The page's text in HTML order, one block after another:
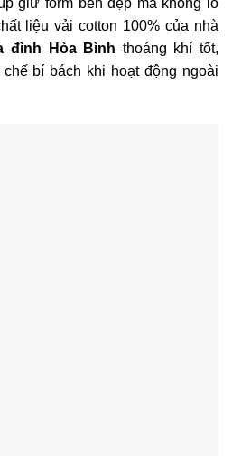
liệu vải cotton 100% của nhà
đình Hòa Bình thoáng khí tốt,
bí bách khi hoạt động ngoài